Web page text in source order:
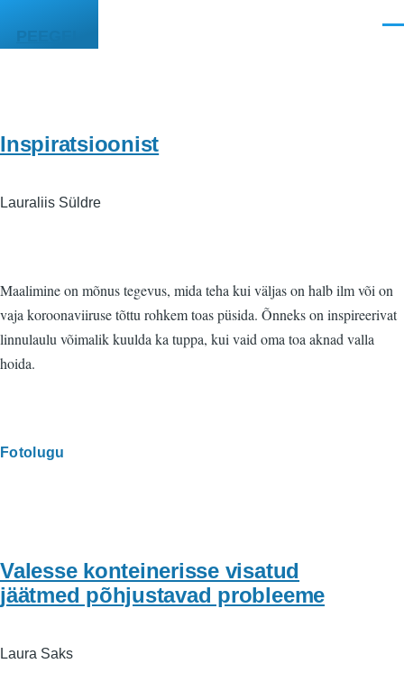
PEEGEL
Inspiratsioonist
Lauraliis Süldre
Maalimine on mõnus tegevus, mida teha kui väljas on halb ilm või on
vaja koroonaviiruse tõttu rohkem toas püsida. Õnneks on inspireerivat
linnulaulu võimalik kuulda ka tuppa, kui vaid oma toa aknad valla
hoida.
Fotolugu
Valesse konteinerisse visatud
jäätmed põhjustavad probleeme
Laura Saks